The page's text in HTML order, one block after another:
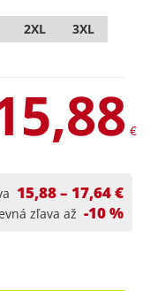
2XL
3XL
€
15,88 – 17,64 €
zľava až -10 %